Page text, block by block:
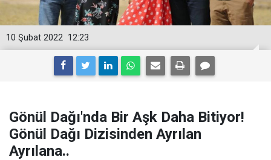
12:23
10 Şubat 2022
Gönül Dağı'nda Bir Aşk Daha Bitiyor!
Gönül Dağı Dizisinden Ayrılan
Ayrılana..